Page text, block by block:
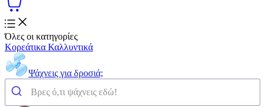
Όλες οι κατηγορίες
Κορεάτικα Καλλυντικά
Ψάχνεις για δροσιά;